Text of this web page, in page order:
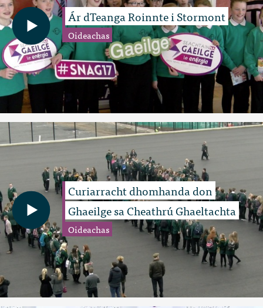
Ár dTeanga Roinnte i Stormont
Oideachas
Curiarracht dhomhanda don
Ghaeilge sa Cheathrú Ghaeltachta
Oideachas